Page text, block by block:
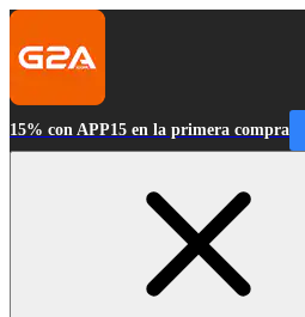
15% con APP15 en la primera compra